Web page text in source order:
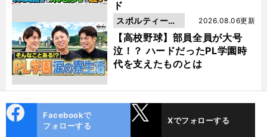
ド
【高校野球】部員全員が大号
泣！？ ハードだったPL学園時
代を支えたものとは
2026.08.06更新
スポルティーバ
動画
ok
Facebookで
フォローする
Xでフォローする